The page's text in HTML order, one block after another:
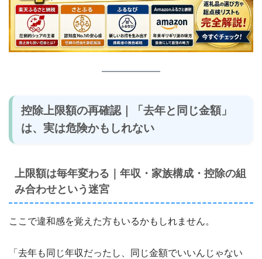
控除上限額の再確認｜「去年と同じ金額」
は、実は危険かもしれない
上限額は毎年変わる｜年収・家族構成・控除の組
み合わせという迷宮
ここで違和感を覚えた方もいるかもしれません。
「去年も同じ年収だったし、同じ金額でいいんじゃない